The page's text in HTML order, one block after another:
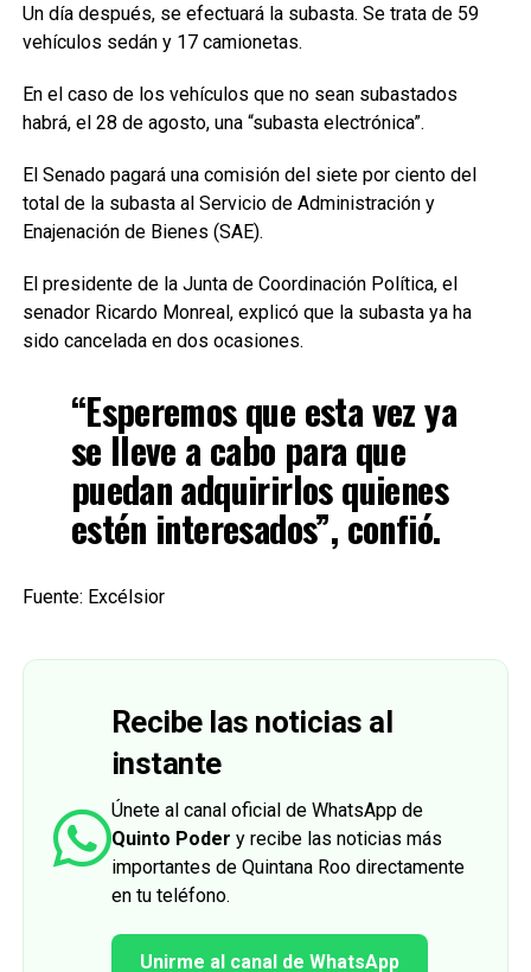
Un día después, se efectuará la subasta. Se trata de 59
vehículos sedán y 17 camionetas.
En el caso de los vehículos que no sean subastados
habrá, el 28 de agosto, una “subasta electrónica”.
El Senado pagará una comisión del siete por ciento del
total de la subasta al Servicio de Administración y
Enajenación de Bienes (SAE).
El presidente de la Junta de Coordinación Política, el
senador Ricardo Monreal, explicó que la subasta ya ha
sido cancelada en dos ocasiones.
“Esperemos que esta vez ya
se lleve a cabo para que
puedan adquirirlos quienes
estén interesados”, confió.
Fuente: Excélsior
Recibe las noticias al
instante
Únete al canal oficial de WhatsApp de
Quinto Poder y recibe las noticias más
importantes de Quintana Roo directamente
en tu teléfono.
Unirme al canal de WhatsApp